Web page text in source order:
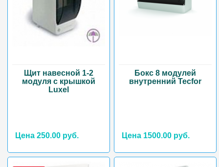
Щит навесной 1-2
модуля с крышкой
Luxel
Цена 250.00 руб.
Бокс 8 модулей
внутренний Tecfor
Цена 1500.00 руб.